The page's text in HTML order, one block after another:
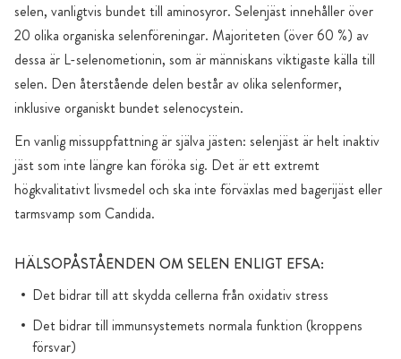
selen, vanligtvis bundet till aminosyror. Selenjäst innehåller över
20 olika organiska selenföreningar. Majoriteten (över 60 %) av
dessa är L-selenometionin, som är människans viktigaste källa till
selen. Den återstående delen består av olika selenformer,
inklusive organiskt bundet selenocystein.
En vanlig missuppfattning är själva jästen: selenjäst är helt inaktiv
jäst som inte längre kan föröka sig. Det är ett extremt
högkvalitativt livsmedel och ska inte förväxlas med bagerijäst eller
tarmsvamp som Candida.
HÄLSOPÅSTÅENDEN OM SELEN ENLIGT EFSA:
Det bidrar till att skydda cellerna från oxidativ stress
Det bidrar till immunsystemets normala funktion (kroppens
försvar)